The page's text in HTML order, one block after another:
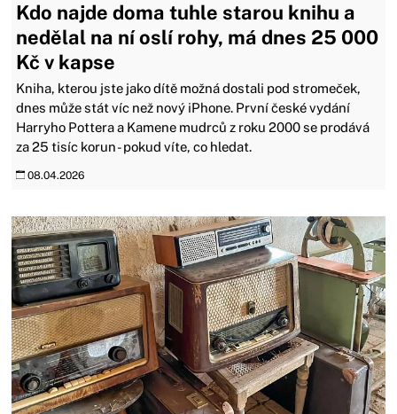
Kdo najde doma tuhle starou knihu a
nedělal na ní oslí rohy, má dnes 25 000
Kč v kapse
Kniha, kterou jste jako dítě možná dostali pod stromeček,
dnes může stát víc než nový iPhone. První české vydání
Harryho Pottera a Kamene mudrců z roku 2000 se prodává
za 25 tisíc korun - pokud víte, co hledat.
08.04.2026